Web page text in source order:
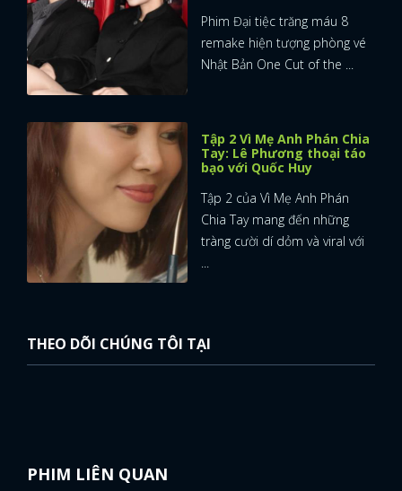
Phim Đại tiệc trăng máu 8
remake hiện tượng phòng vé
Nhật Bản One Cut of the ...
Tập 2 Vì Mẹ Anh Phán Chia
Tay: Lê Phương thoại táo
bạo với Quốc Huy
Tập 2 của Vì Mẹ Anh Phán
Chia Tay mang đến những
tràng cười dí dỏm và viral với
THEO DÕI CHÚNG TÔI TẠI
PHIM LIÊN QUAN